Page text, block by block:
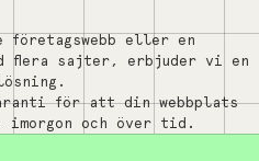
företagswebb eller en
flera sajter, erbjuder vi en
för att din webbplats
och över tid.